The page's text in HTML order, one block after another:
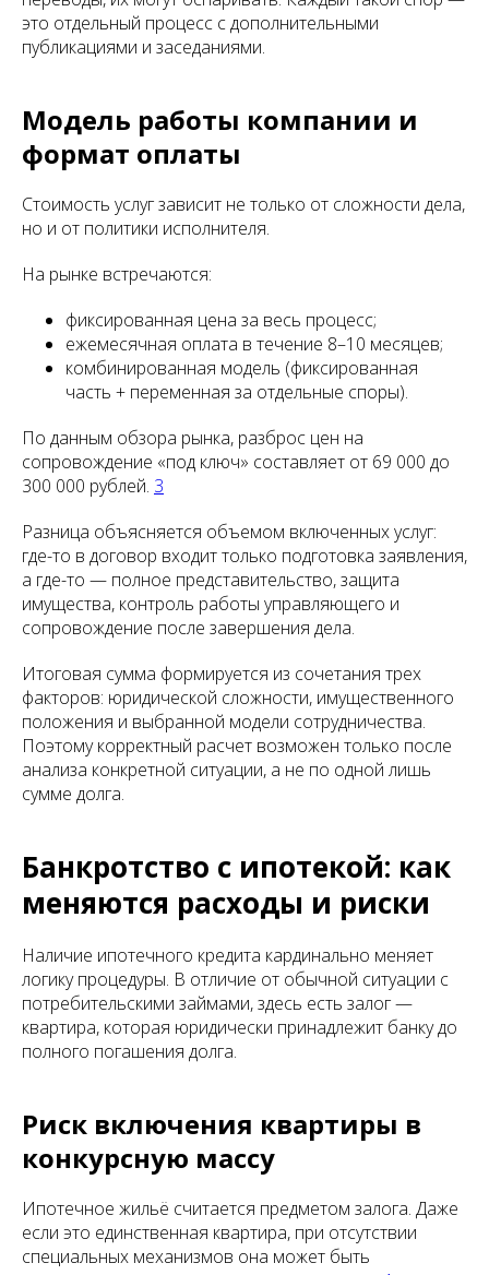
это отдельный процесс с дополнительными
публикациями и заседаниями.
Модель работы компании и
формат оплаты
Стоимость услуг зависит не только от сложности дела,
но и от политики исполнителя.
На рынке встречаются:
фиксированная цена за весь процесс;
ежемесячная оплата в течение 8–10 месяцев;
комбинированная модель (фиксированная
часть + переменная за отдельные споры).
По данным обзора рынка, разброс цен на
сопровождение «под ключ» составляет от 69 000 до
300 000 рублей. 3
Разница объясняется объемом включенных услуг:
где-то в договор входит только подготовка заявления,
а где-то — полное представительство, защита
имущества, контроль работы управляющего и
сопровождение после завершения дела.
Итоговая сумма формируется из сочетания трех
факторов: юридической сложности, имущественного
положения и выбранной модели сотрудничества.
Поэтому корректный расчет возможен только после
анализа конкретной ситуации, а не по одной лишь
сумме долга.
Банкротство с ипотекой: как
меняются расходы и риски
Наличие ипотечного кредита кардинально меняет
логику процедуры. В отличие от обычной ситуации с
потребительскими займами, здесь есть залог —
квартира, которая юридически принадлежит банку до
полного погашения долга.
Риск включения квартиры в
конкурсную массу
Ипотечное жильё считается предметом залога. Даже
если это единственная квартира, при отсутствии
специальных механизмов она может быть